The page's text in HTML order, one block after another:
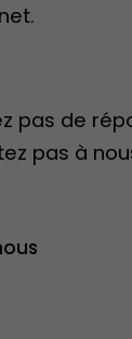
pas de
pas à